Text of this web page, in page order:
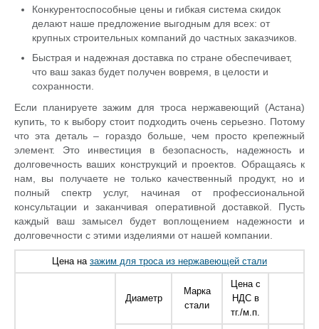
Конкурентоспособные цены и гибкая система скидок
делают наше предложение выгодным для всех: от
крупных строительных компаний до частных заказчиков.
Быстрая и надежная доставка по стране обеспечивает,
что ваш заказ будет получен вовремя, в целости и
сохранности.
Если планируете зажим для троса нержавеющий (Астана)
купить, то к выбору стоит подходить очень серьезно. Потому
что эта деталь – гораздо больше, чем просто крепежный
элемент. Это инвестиция в безопасность, надежность и
долговечность ваших конструкций и проектов. Обращаясь к
нам, вы получаете не только качественный продукт, но и
полный спектр услуг, начиная от профессиональной
консультации и заканчивая оперативной доставкой. Пусть
каждый ваш замысел будет воплощением надежности и
долговечности с этими изделиями от нашей компании.
Цена на зажим для троса из нержавеющей стали
Диаметр
Марка
стали
Цена с
НДС в
тг./м.п.